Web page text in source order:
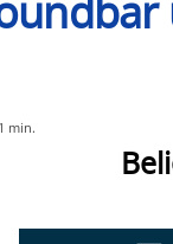
1 min.